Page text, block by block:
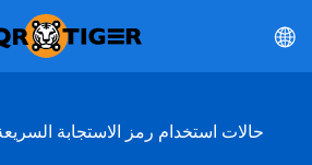
حالات استخدام رمز الاستجابة